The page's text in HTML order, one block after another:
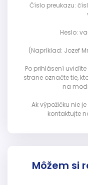
Číslo preukazu:
Heslo:
(Napríklad: Jozef
Po prihlásení
strane označte tie,
na
Ak výpožičku nie
kontaktujte
Môžem si